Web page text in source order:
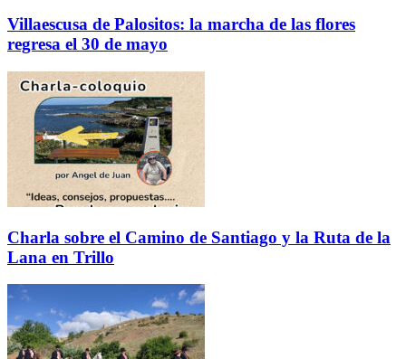
Villaescusa de Palositos: la marcha de las flores
regresa el 30 de mayo
Charla sobre el Camino de Santiago y la Ruta de la
Lana en Trillo